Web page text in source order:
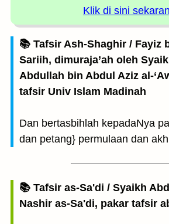
Klik di sini
📚 Tafsir Ash-Shaghir / Fayiz
Sariih, dimuraja’ah oleh
Abdullah bin Abdul Aziz al-
tafsir Univ Islam Madinah
Dan bertasbihlah kepadaNya
dan petang} permulaan dan
📚 Tafsir as-Sa'di / Syaikh
Nashir as-Sa'di, pakar tafsir